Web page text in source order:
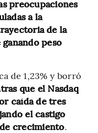
preocupaciones
a la
de la
peso
de 1,23% y borró
que el Nasdaq
caída de tres
el castigo
crecimiento.